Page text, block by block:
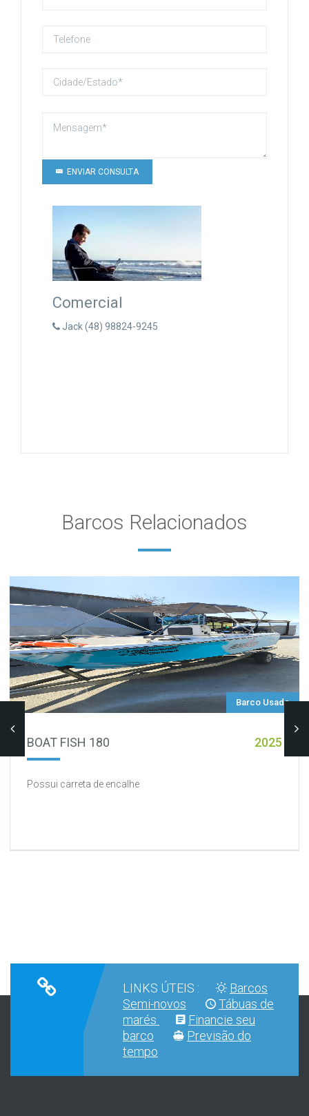
ENVIAR CONSULTA
Comercial
Jack (48) 98824-9245
Barcos Relacionados
Barco Usado
CLASSIC BOLT - A VENDA 2025
LINKS ÚTEIS :
Barcos
Semi-novos
Tábuas de
marés
Financie seu
barco
Previsão do
tempo